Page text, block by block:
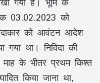
03.02.2023 को
को आवंटन आदेश
था। निविदा की
माह के भीतर प्रथम किश्त
किया जाना था,